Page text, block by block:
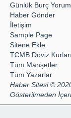
Günlük Burç
Haber Gönder
İletişim
Sample Page
Sitene Ekle
TCMB Döviz
Tüm Manşetler
Tüm Yazarlar
Haber Sitesi ©
Gösterilmeden